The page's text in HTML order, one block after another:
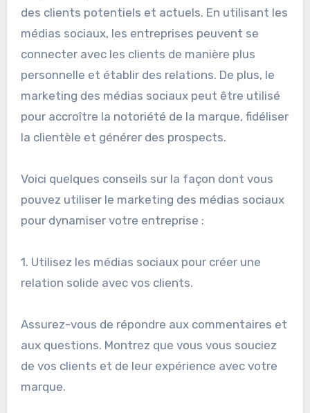
des clients potentiels et actuels. En utilisant les
médias sociaux, les entreprises peuvent se
connecter avec les clients de manière plus
personnelle et établir des relations. De plus, le
marketing des médias sociaux peut être utilisé
pour accroître la notoriété de la marque, fidéliser
la clientèle et générer des prospects.
Voici quelques conseils sur la façon dont vous
pouvez utiliser le marketing des médias sociaux
pour dynamiser votre entreprise :
1. Utilisez les médias sociaux pour créer une
relation solide avec vos clients.
Assurez-vous de répondre aux commentaires et
aux questions. Montrez que vous vous souciez
de vos clients et de leur expérience avec votre
marque.